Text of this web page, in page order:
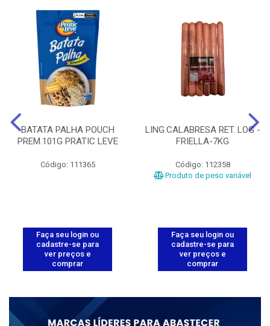
BATATA PALHA POUCH
PREM.101G PRATIC LEVE
Código: 111365
Faça seu login ou
cadastre-se para
ver preços e
comprar
LING.CALABRESA RET. LOG -
FRIELLA-7KG
Código: 112358
Produto de peso variável
Faça seu login ou
cadastre-se para
ver preços e
comprar